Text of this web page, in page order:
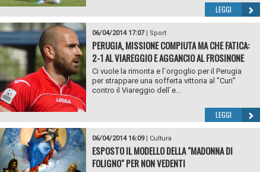
LEGGI
06/04/2014 17:07| Sport
PERUGIA, MISSIONE COMPIUTA MA CHE FATICA:
2-1 AL VIAREGGIO E AGGANCIO AL FROSINONE
Ci vuole la rimonta e l`orgoglio per il Perugia
per strappare una sofferta vittoria al "Curi"
contro il Viareggio dell`e...
LEGGI
06/04/2014 16:09| Cultura
ESPOSTO IL MODELLO DELLA "MADONNA DI
FOLIGNO" PER NON VEDENTI